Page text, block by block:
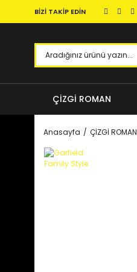
BİZİ TAKİP EDİN
ÇİZGİ ROMAN
Anasayfa ÇİZGİ ROMAN